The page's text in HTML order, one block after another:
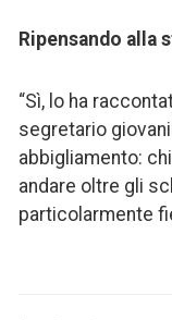
Ripensando alla
“Sì, lo ha
segretario
abbigliamento:
andare oltre gli
particolarmente